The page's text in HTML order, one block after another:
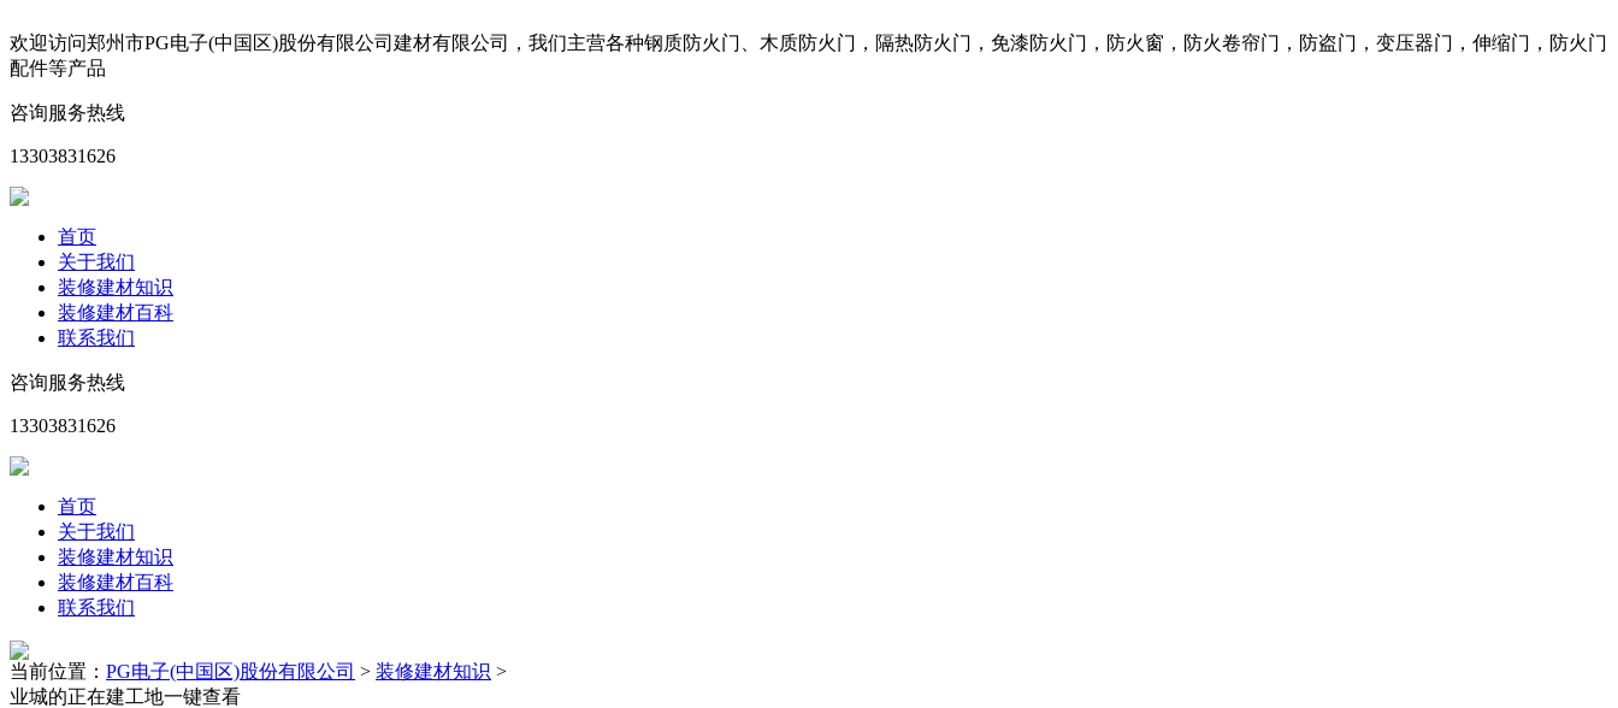
欢迎访问郑州市PG电子(中国区)股份有限公司建材有限公司，我们主营各种钢质防火门、木质防火门，隔热防火门，免漆防火门，防火窗，防火卷帘门，防盗门，变压器门，伸缩门，防火门
配件等产品
咨询服务热线
13303831626
首页
关于我们
装修建材知识
装修建材百科
联系我们
咨询服务热线
13303831626
首页
关于我们
装修建材知识
装修建材百科
联系我们
当前位置： PG电子(中国区)股份有限公司 > 装修建材知识 >
业城的正在建工地一键查看